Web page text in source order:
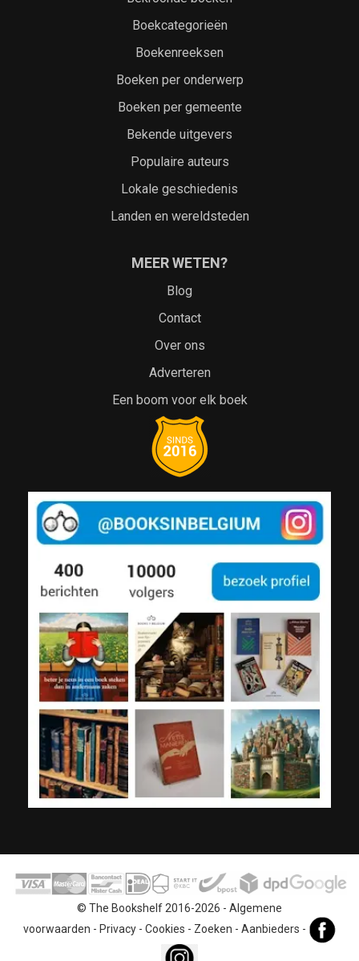
Boekcategorieën
Boekenreeksen
Boeken per onderwerp
Boeken per gemeente
Bekende uitgevers
Populaire auteurs
Lokale geschiedenis
Landen en wereldsteden
MEER WETEN?
Blog
Contact
Over ons
Adverteren
Een boom voor elk boek
© The Bookshelf 2016-2026 - Algemene
voorwaarden - Privacy- Cookies - Zoeken - Aanbieders -